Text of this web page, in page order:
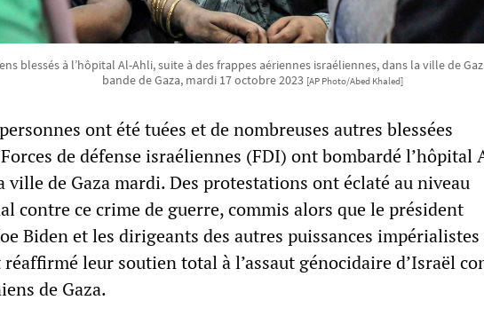
blessés à l’hôpital Al-Ahli, suite à des frappes aériennes israéliennes, dans la ville de
bande de Gaza, mardi 17 octobre 2023 [AP Photo/Abed Khaled]
ont été tuées et de nombreuses autres blessées
de défense israéliennes (FDI) ont bombardé l’hôpital
ville de Gaza mardi. Des protestations ont éclaté au niveau
contre ce crime de guerre, commis alors que le président
Biden et les dirigeants des autres puissances impérialistes
réaffirmé leur soutien total à l’assaut génocidaire d’Israël
de Gaza.